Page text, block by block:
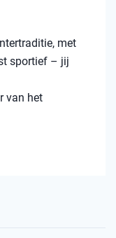
met
sportief – jij
van het